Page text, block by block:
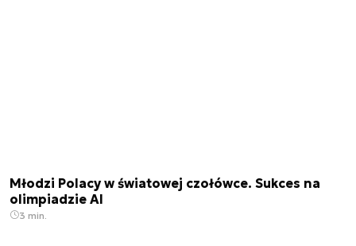
Młodzi Polacy w światowej czołówce. Sukces na
olimpiadzie AI
3 min.